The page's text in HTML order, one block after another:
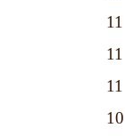
11
11
11
10